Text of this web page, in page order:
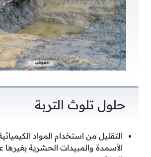
حلول تلوث التربة
التقليل من استخدام المواد
الأسمدة والمبيدات الحشرية